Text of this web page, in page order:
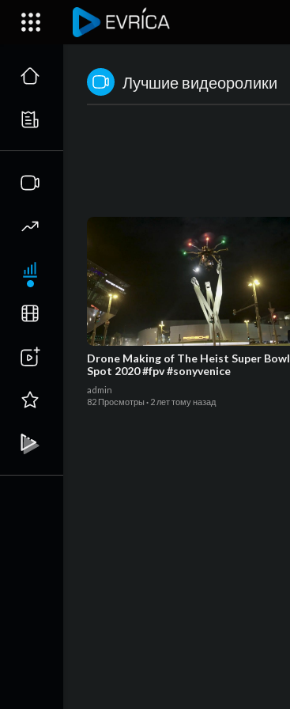
Лучшие видеоролики
Drone Making of The Heist Super Bowl
Spot 2020 #fpv #sonyvenice
admin
82 Просмотры · 2 лет тому назад